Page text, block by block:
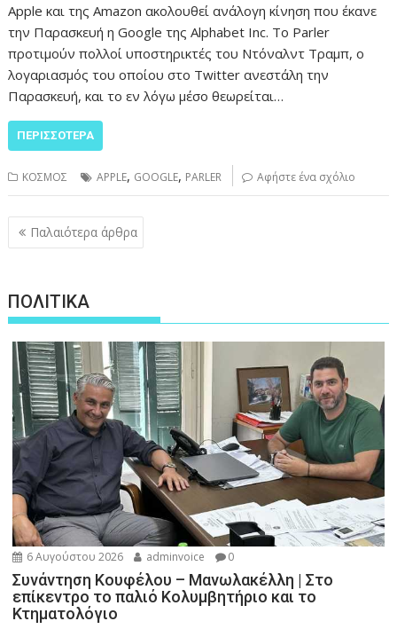
Apple και της Amazon ακολουθεί ανάλογη κίνηση που έκανε
την Παρασκευή η Google της Alphabet Inc. Το Parler
προτιμούν πολλοί υποστηρικτές του Ντόναλντ Τραμπ, ο
λογαριασμός του οποίου στο Twitter ανεστάλη την
Παρασκευή, και το εν λόγω μέσο θεωρείται…
ΠΕΡΙΣΣΌΤΕΡΑ
ΚΟΣΜΟΣ APPLE, GOOGLE, PARLER Αφήστε ένα σχόλιο
Πλοήγηση
άρθρων
Παλαιότερα άρθρα
ΠΟΛΙΤΙΚΑ
6 Αυγούστου 2026 adminvoice 0
Συνάντηση Κουφέλου – Μανωλακέλλη | Στο
επίκεντρο το παλιό Κολυμβητήριο και το
Κτηματολόγιο